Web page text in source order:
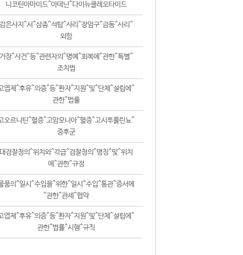
니코틴아마이드^아데닌^다이뉴클레오타이드
감은사지^서^삼층^석탑^사리^장엄구^금동^사리^
외함
거창^사건^등^관련자의^명예^회복에^관한^특별^
조치법
엽제^후유^의증^등^환자^지원^및^단체^설립에^
관한^법률
오르니틴^혈증^고암모니아^혈증^고시투룰린뇨^
증후군
대검찰청의^위치와^각급^검찰청의^명칭^및^위치
에^관한^규정
품의^일시^수입을^위한^일시^수입^통관^증서에
^관한^관세^협약
엽제^후유^의증^등^환자^지원^및^단체^설립에^
관한^법률^시행^규칙